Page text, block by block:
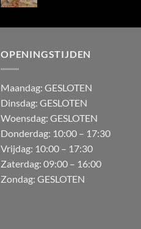
OPENINGSTIJDEN
Maandag: GESLOTEN
Dinsdag: GESLOTEN
Woensdag: GESLOTEN
Donderdag: 10:00 – 17:30
Vrijdag: 10:00 – 17:30
Zaterdag: 09:00 – 16:00
Zondag: GESLOTEN